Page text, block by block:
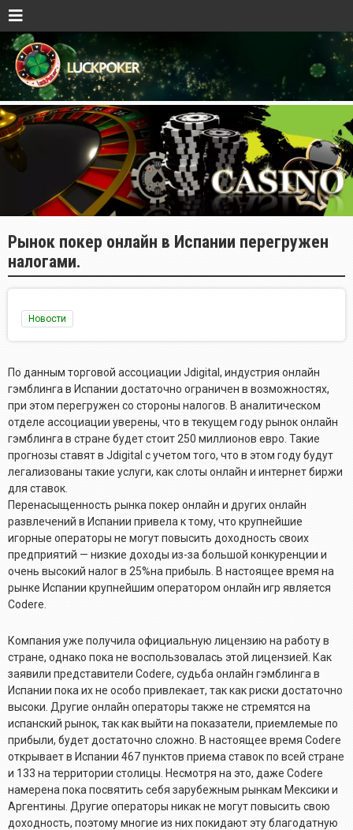
Рынок покер онлайн в Испании перегружен
налогами.
Новости
По данным торговой ассоциации Jdigital, индустрия онлайн
гэмблинга в Испании достаточно ограничен в возможностях,
при этом перегружен со стороны налогов. В аналитическом
отделе ассоциации уверены, что в текущем году рынок онлайн
гэмблинга в стране будет стоит 250 миллионов евро. Такие
прогнозы ставят в Jdigital с учетом того, что в этом году будут
легализованы такие услуги, как слоты онлайн и интернет биржи
для ставок.
Перенасыщенность рынка покер онлайн и других онлайн
развлечений в Испании привела к тому, что крупнейшие
игорные операторы не могут повысить доходность своих
предприятий — низкие доходы из-за большой конкуренции и
очень высокий налог в 25%на прибыль. В настоящее время на
рынке Испании крупнейшим оператором онлайн игр является
Codere.
Компания уже получила официальную лицензию на работу в
стране, однако пока не воспользовалась этой лицензией. Как
заявили представители Codere, судьба онлайн гэмблинга в
Испании пока их не особо привлекает, так как риски достаточно
высоки. Другие онлайн операторы также не стремятся на
испанский рынок, так как выйти на показатели, приемлемые по
прибыли, будет достаточно сложно. В настоящее время Codere
открывает в Испании 467 пунктов приема ставок по всей стране
и 133 на территории столицы. Несмотря на это, даже Codere
намерена пока посвятить себя зарубежным рынкам Мексики и
Аргентины. Другие операторы никак не могут повысить свою
доходность, поэтому многие из них покидают эту благодатную